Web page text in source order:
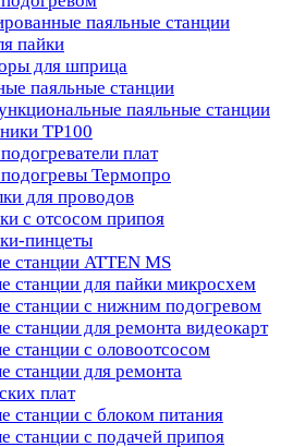
паяльные станции
пайки
для шприца
паяльные станции
паяльные станции
TP100
плат
Термопро
для проводов
с отсосом припоя
пинцеты
станции ATTEN MS
станции для пайки микросхем
станции с нижним подогревом
станции для ремонта видеокарт
станции с оловоотсосом
станции для ремонта
плат
станции с блоком питания
станции с подачей припоя